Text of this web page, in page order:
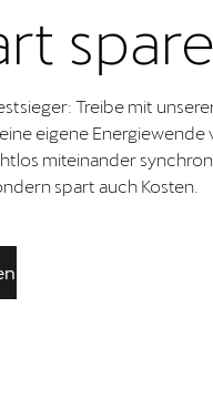
Treibe mit
eigene
miteinander
spart auch Kosten.